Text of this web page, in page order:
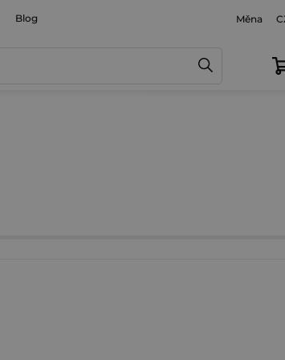
Blog Měna